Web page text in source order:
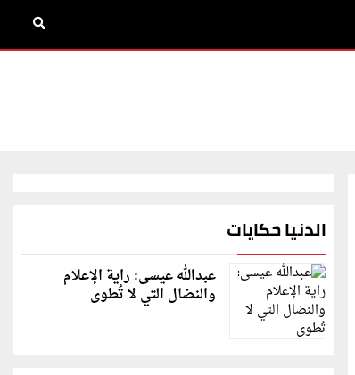
الدنيا حكايات
عبدالله عيسى: راية الإعلام
والنضال التي لا تُطوى